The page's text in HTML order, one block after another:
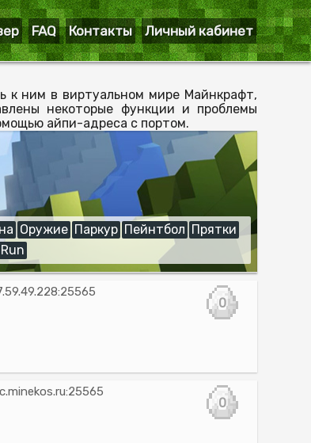
FAQ Контакты Личный кабинет
к ним в виртуальном мире Майнкрафт,
некоторые функции и проблемы
айпи-адреса с портом.
Оружие Паркур Пейнтбол Прятки
0
0